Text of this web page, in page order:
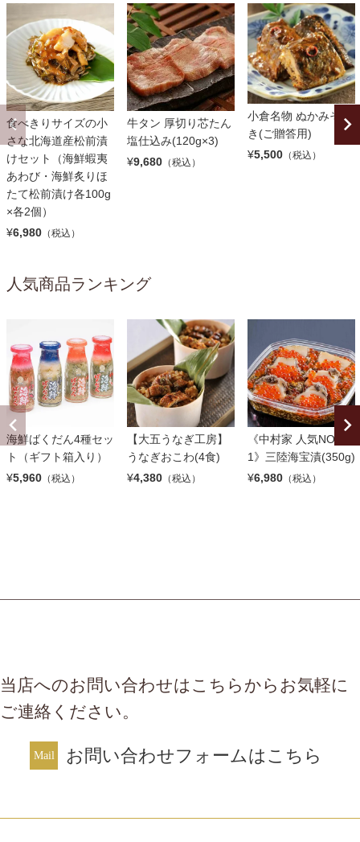
食べきりサイズの小
さな北海道産松前漬
けセット（海鮮蝦夷
あわび・海鮮炙りほ
たて松前漬け各100g
×各2個）
¥6,980 （税込）
牛タン 厚切り芯たん
塩仕込み(120g×3)
¥9,680 （税込）
小倉名物 ぬかみそだ
き(ご贈答用)
¥5,500 （税込）
人気商品ランキング
海鮮ばくだん4種セッ
ト（ギフト箱入り）
¥5,960 （税込）
【大五うなぎ工房】
うなぎおこわ(4食)
¥4,380 （税込）
《中村家 人気NO.
1》三陸海宝漬(350g)
¥6,980 （税込）
当店へのお問い合わせはこちらからお気軽に
ご連絡ください。
お問い合わせフォームはこちら